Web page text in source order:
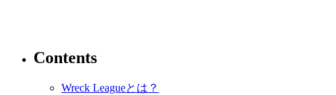
Contents
Wreck Leagueとは？